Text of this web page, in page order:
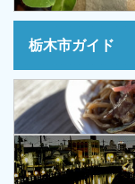
栃木市ガイド